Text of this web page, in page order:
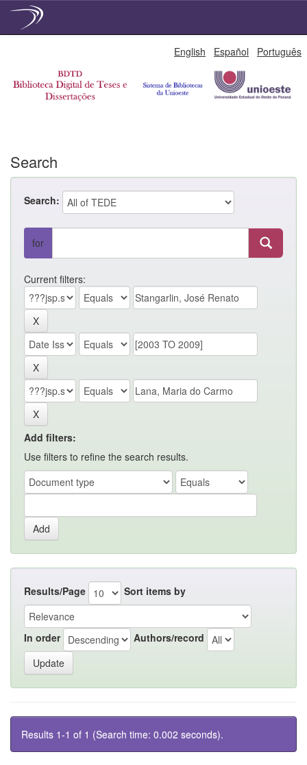
English Español Português
Search
Search:
for
Current filters:
Add filters:
Use filters to refine the search results.
Results/Page Sort items by
In order Authors/record
Results 1-1 of 1 (Search time: 0.002 seconds).